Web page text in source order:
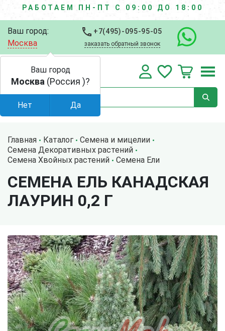
РАБОТАЕМ ПН-ПТ С 09:00 ДО 18:00
Ваш город:
Москва
+7(495)-095-95-05
заказать обратный звонок
Главная Каталог
Семена и мицелии
Семена Декоративных растений
Семена Хвойных растений
Семена Ели
СЕМЕНА ЕЛЬ КАНАДСКАЯ
ЛАУРИН 0,2 Г
Ваш город
Москва (Россия )?
Нет Да